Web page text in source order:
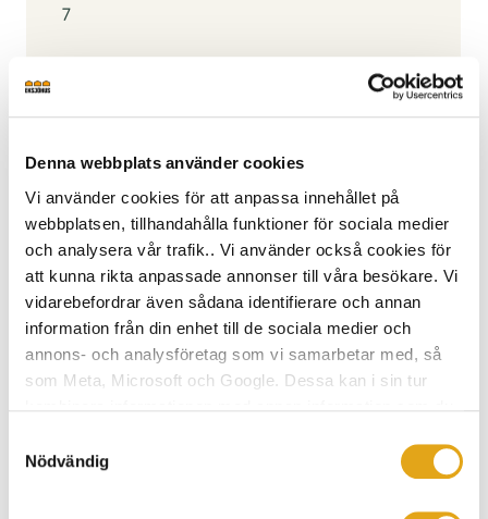
Denna webbplats använder cookies
Vi använder cookies för att anpassa innehållet på
webbplatsen, tillhandahålla funktioner för sociala medier
och analysera vår trafik.. Vi använder också cookies för
att kunna rikta anpassade annonser till våra besökare. Vi
vidarebefordrar även sådana identifierare och annan
information från din enhet till de sociala medier och
annons- och analysföretag som vi samarbetar med, så
som Meta, Microsoft och Google. Dessa kan i sin tur
använt deras tjänster.
Nödvändig
7
Till salu